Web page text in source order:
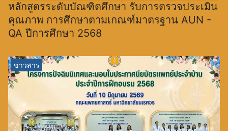
หลักสูตรระดับบัณฑิตศึกษา รับการตรวจประเมิน
คุณภาพ การศึกษาตามเกณฑ์มาตรฐาน AUN -
QA ปีการศึกษา 2568
ข่าวสาร